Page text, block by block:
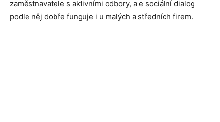
zaměstnavatele s aktivními odbory, ale sociální dialog
podle něj dobře funguje i u malých a středních firem.